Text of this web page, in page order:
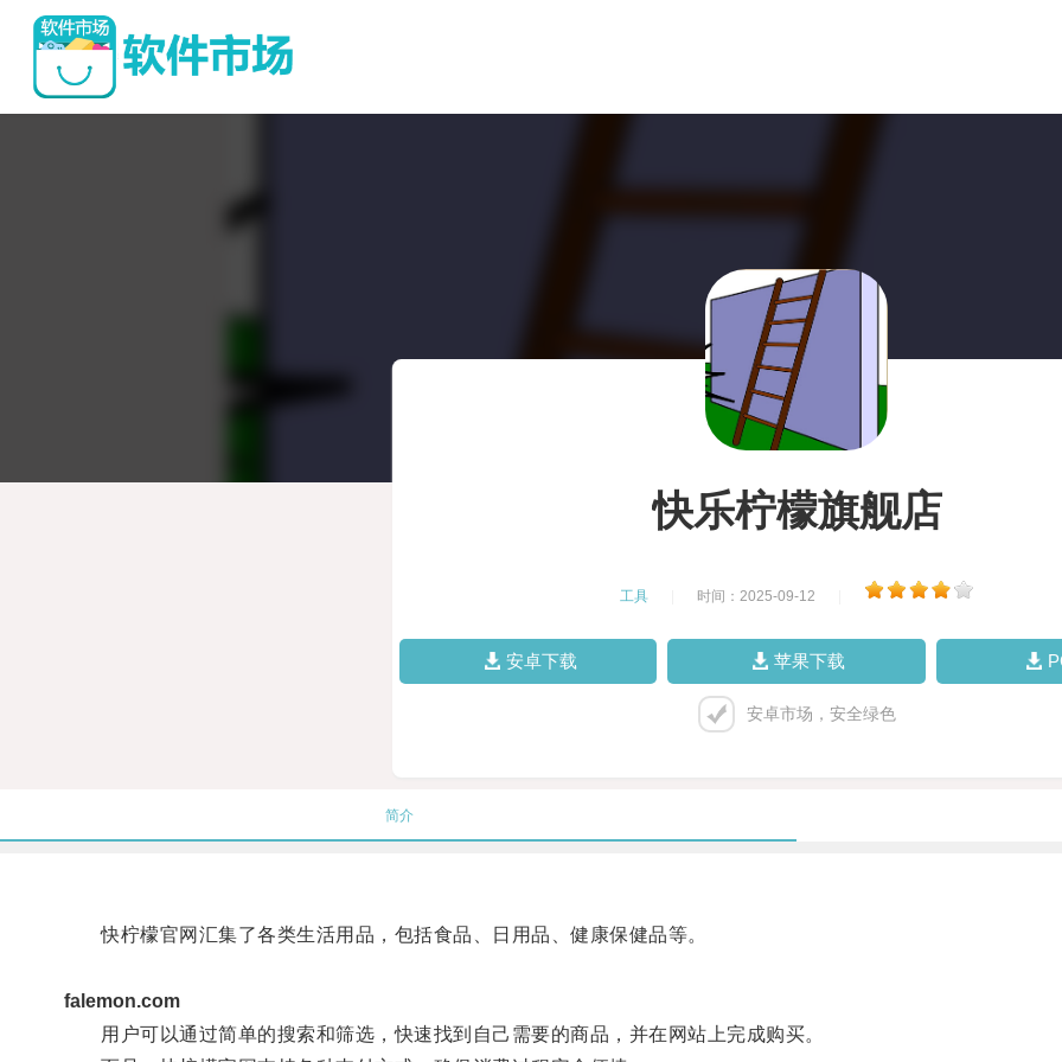
快乐柠檬旗舰店
工具 时间：2025-09-12
安卓下载 苹果下载
安卓市场，安全绿色
简介
快柠檬官网汇集了各类生活用品，包括食品、日用品、健康保健品等。
falemon.com
用户可以通过简单的搜索和筛选，快速找到自己需要的商品，并在网站上完成购买。